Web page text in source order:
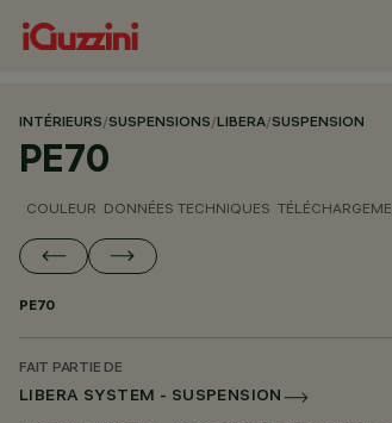
INTÉRIEURS/SUSPENSIONS/LIBERA/SUSPENSION
PE70
COULEUR DONNÉES TECHNIQUES
PE70
FAIT PARTIE DE
LIBERA SYSTEM - SUSPENSION